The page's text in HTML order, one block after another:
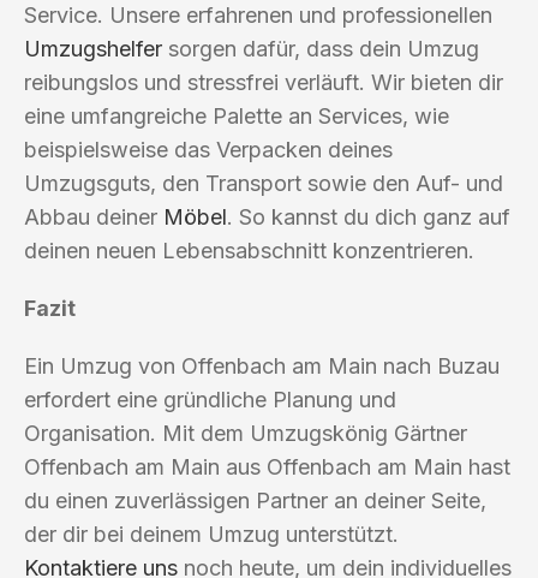
Service. Unsere erfahrenen und professionellen
Umzugshelfer sorgen dafür, dass dein Umzug
reibungslos und stressfrei verläuft. Wir bieten dir
eine umfangreiche Palette an Services, wie
beispielsweise das Verpacken deines
Umzugsguts, den Transport sowie den Auf- und
Abbau deiner Möbel. So kannst du dich ganz auf
deinen neuen Lebensabschnitt konzentrieren.
Fazit
Ein Umzug von Offenbach am Main nach Buzau
erfordert eine gründliche Planung und
Organisation. Mit dem Umzugskönig Gärtner
Offenbach am Main aus Offenbach am Main hast
du einen zuverlässigen Partner an deiner Seite,
der dir bei deinem Umzug unterstützt.
Kontaktiere uns noch heute, um dein individuelles